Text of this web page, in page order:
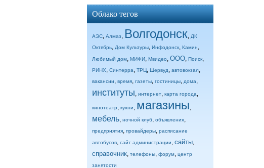
Облако тегов
АЭС, Алмаз, Волгодонск, ДК
Октябрь, Дом Культуры, Инфодонск, Камин,
Любимый дом, МИФИ, Мвидео, ООО, Поиск,
РИНХ, Синтерра, ТРЦ, Шервуд, автовокзал,
вакансии, время, газеты, гостиницы, дома,
институты, интернет, карта города,
кинотеатр, кухни, магазины,
мебель, ночной клуб, объявления,
предприятия, провайдеры, расписание
автобусов, сайт администрации, сайты,
справочник, телефоны, форум, центр
занятости